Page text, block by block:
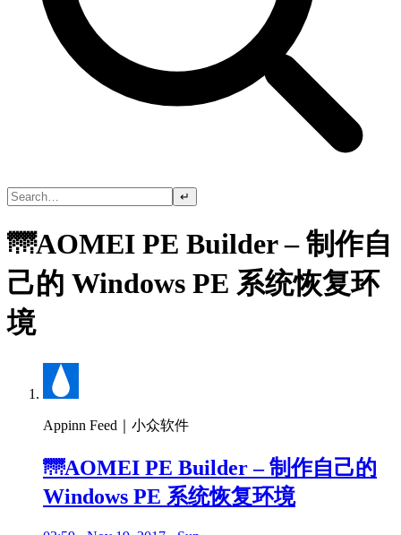
↵
🌁AOMEI PE Builder – 制作自
己的 Windows PE 系统恢复环
境
Appinn Feed｜小众软件
🌁AOMEI PE Builder – 制作自己的
Windows PE 系统恢复环境